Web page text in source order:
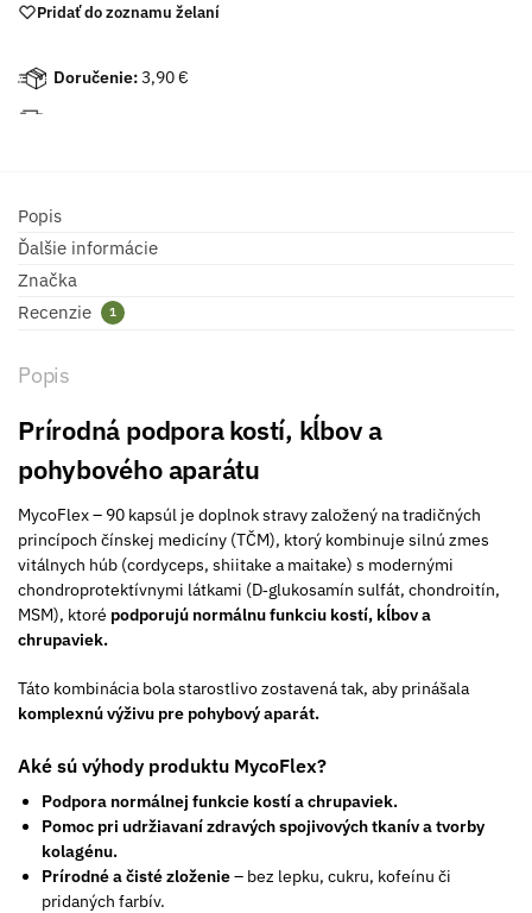
Pridať do zoznamu želaní
Doručenie:3,90 €
Popis
Ďalšie informácie
Značka
Recenzie
1
Popis
Prírodná podpora kostí, kĺbov a
pohybového aparátu
MycoFlex – 90 kapsúl je doplnok stravy založený na tradičných
princípoch čínskej medicíny (TČM), ktorý kombinuje silnú zmes
vitálnych húb (cordyceps, shiitake a maitake) s modernými
chondroprotektívnymi látkami (D‑glukosamín sulfát, chondroitín,
MSM), ktoré podporujú normálnu funkciu kostí, kĺbov a
chrupaviek.
Táto kombinácia bola starostlivo zostavená tak, aby prinášala
komplexnú výživu pre pohybový aparát.
Aké sú výhody produktu MycoFlex?
Podpora normálnej funkcie kostí a chrupaviek.
Pomoc pri udržiavaní zdravých spojivových tkanív a tvorby
kolagénu.
Prírodné a čisté zloženie– bez lepku, cukru, kofeínu či
pridaných farbív.